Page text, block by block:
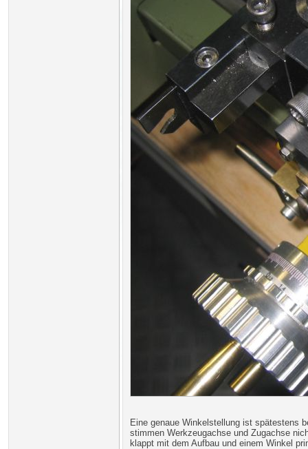
Eine genaue Winkelstellung ist spätestens
stimmen Werkzeugachse und Zugachse
klappt mit dem Aufbau und einem Winkel